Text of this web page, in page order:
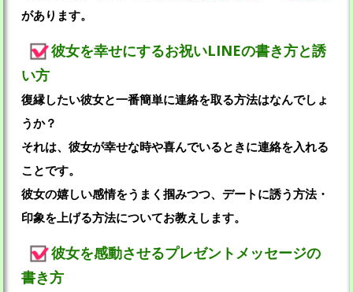
があります。
彼女を幸せにするお祝いLINEの書き方と誘
い方
復縁したい彼女と一番簡単に連絡を取る方法はなんでしょ
うか？
それは、彼女が幸せな時や喜んでいるときに連絡を入れる
ことです。
彼女の嬉しい感情をうまく掴みつつ、デートに誘う方法・
印象を上げる方法についてお教えします。
彼女を感動させるプレゼントメッセージの
書き方